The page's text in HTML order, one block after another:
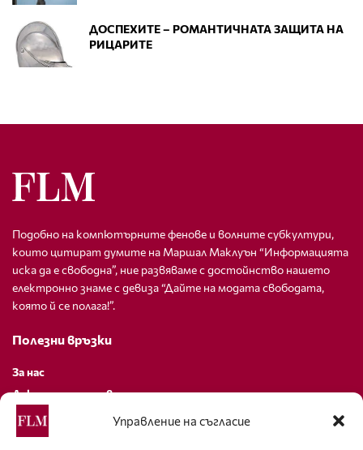
Управление на съгласие
ДОСПЕХИТЕ – РОМАНТИЧНАТА ЗАЩИТА НА
РИЦАРИТЕ
Подобно на компютърните фенове и волните субкултури,
които цитират думите на Маршал Маклуън “Информацията
иска да е свободна”, ние развяваме с достойнство нашето
електронно знаме с девиза “Дайте на модата свободата,
която й се полага!”.
Полезни връзки
За нас
Декларация за поверителност
Политика за бисквитки